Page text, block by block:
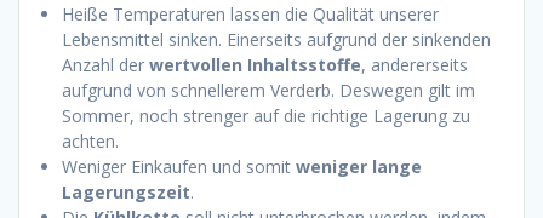
Heiße Temperaturen lassen die Qualität unserer
Lebensmittel sinken. Einerseits aufgrund der sinkenden
Anzahl der wertvollen Inhaltsstoffe, andererseits
aufgrund von schnellerem Verderb. Deswegen gilt im
Sommer, noch strenger auf die richtige Lagerung zu
achten.
Weniger Einkaufen und somit weniger lange
Lagerungszeit.